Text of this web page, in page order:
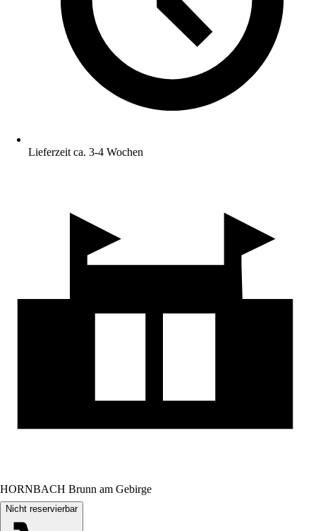
Lieferzeit ca. 3-4 Wochen
HORNBACH Brunn am Gebirge
Nicht reservierbar